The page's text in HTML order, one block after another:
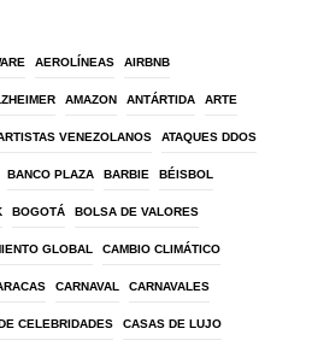
AEROLÍNEAS AIRBNB
AMAZON ANTÁRTIDA ARTE
VENEZOLANOS ATAQUES DDOS
BANCO PLAZA BARBIE BÉISBOL
BOGOTÁ BOLSA DE VALORES
GLOBAL CAMBIO CLIMÁTICO
CARNAVAL CARNAVALES
CELEBRIDADES CASAS DE LUJO